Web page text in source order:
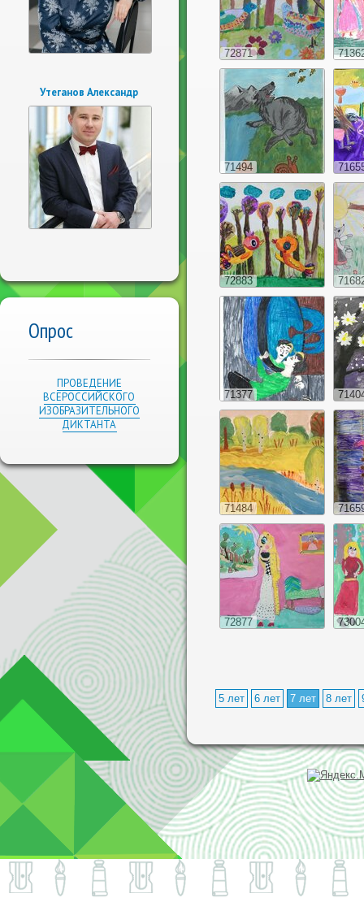
Утеганов Александр
Опрос
ПРОВЕДЕНИЕ
ВСЕРОССИЙСКОГО
ИЗОБРАЗИТЕЛЬНОГО
ДИКТАНТА
72871
71494
72883
71377
71484
72877
5 лет 6 лет 7 лет 8 лет